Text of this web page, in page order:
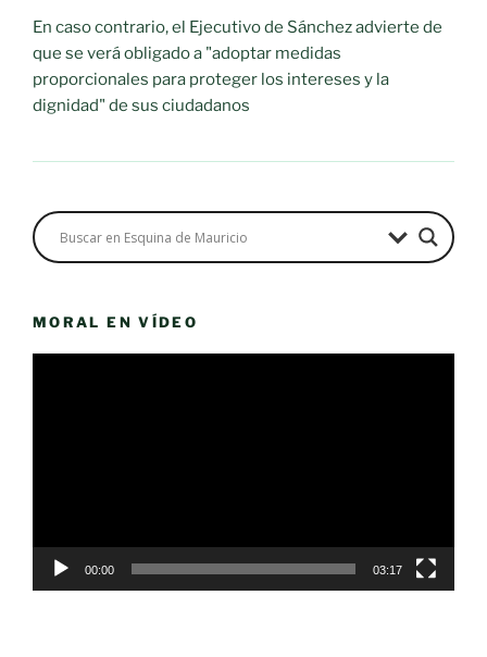
En caso contrario, el Ejecutivo de Sánchez advierte de
que se verá obligado a "adoptar medidas
proporcionales para proteger los intereses y la
dignidad" de sus ciudadanos
MORAL EN VÍDEO
00:00 03:17